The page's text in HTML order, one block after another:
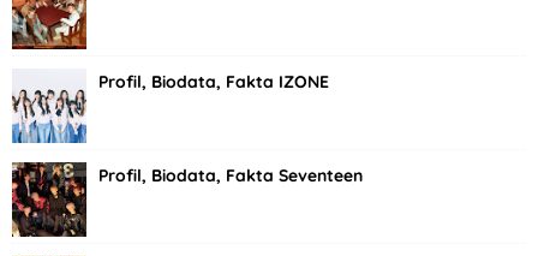
Profil, Biodata, Fakta IZONE
Profil, Biodata, Fakta Seventeen